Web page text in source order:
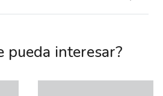
pueda interesar?